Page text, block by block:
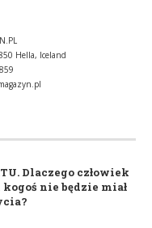
Hella, Iceland
Dlaczego człowiek
nie będzie miał